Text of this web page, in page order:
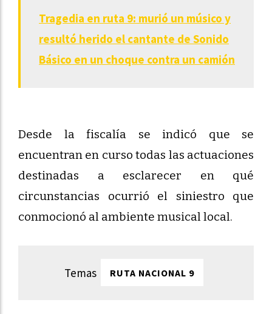
Tragedia en ruta 9: murió un músico y
resultó herido el cantante de Sonido
Básico en un choque contra un camión
Desde la fiscalía se indicó que se
encuentran en curso todas las actuaciones
destinadas a esclarecer en qué
circunstancias ocurrió el siniestro que
conmocionó al ambiente musical local.
RUTA NACIONAL 9